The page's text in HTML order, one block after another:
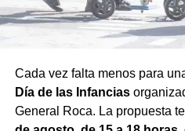
Cada vez falta menos para
Día de las Infancias
General Roca. La propuesta